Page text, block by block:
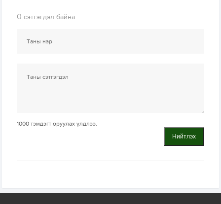
0 сэтгэгдэл байна
1000 тэмдэгт оруулах үлдлээ.
Нийтлэх